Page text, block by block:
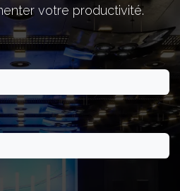
votre productivité.